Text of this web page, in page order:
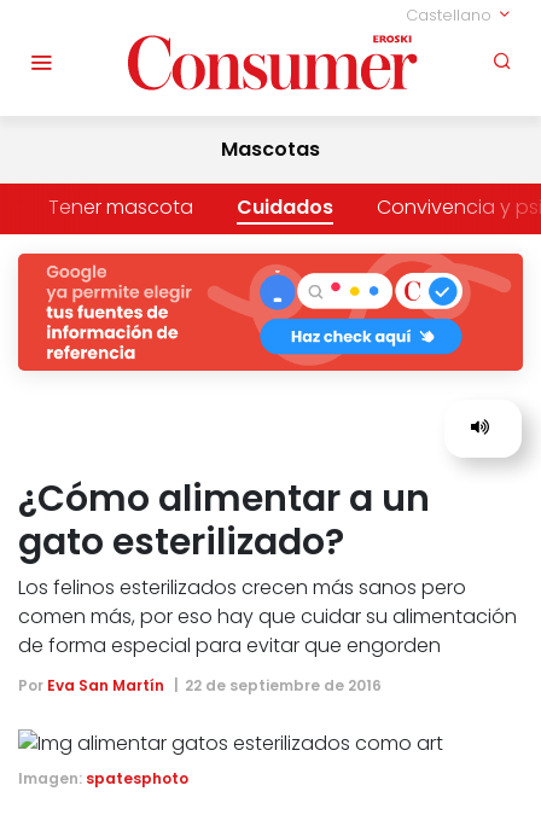
Castellano
Mascotas
Tener mascota Cuidados Convivencia y
¿Cómo alimentar a un
gato esterilizado?
Los felinos esterilizados crecen más sanos pero
comen más, por eso hay que cuidar su alimentación
de forma especial para evitar que engorden
Por Eva San Martín 22 de septiembre de 2016
Imagen: spatesphoto